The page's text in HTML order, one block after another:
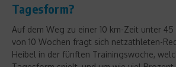
Tagesform?
Auf dem Weg zu einer 10 km-Zeit unter
von 10 Wochen fragt sich netzathleten-
Heibel in der fünften Trainingswoche,